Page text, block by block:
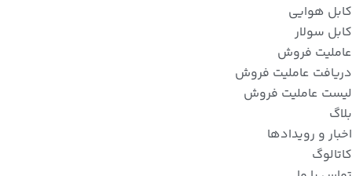
کابل هوایی
کابل سولار
عاملیت فروش
دریافت عاملیت فروش
لیست عاملیت فروش
بلاگ
اخبار و رویدادها
کاتالوگ